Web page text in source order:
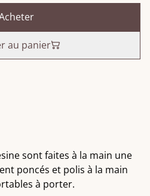
au panier
sont faites à la main une
poncés et polis à la main
à porter.